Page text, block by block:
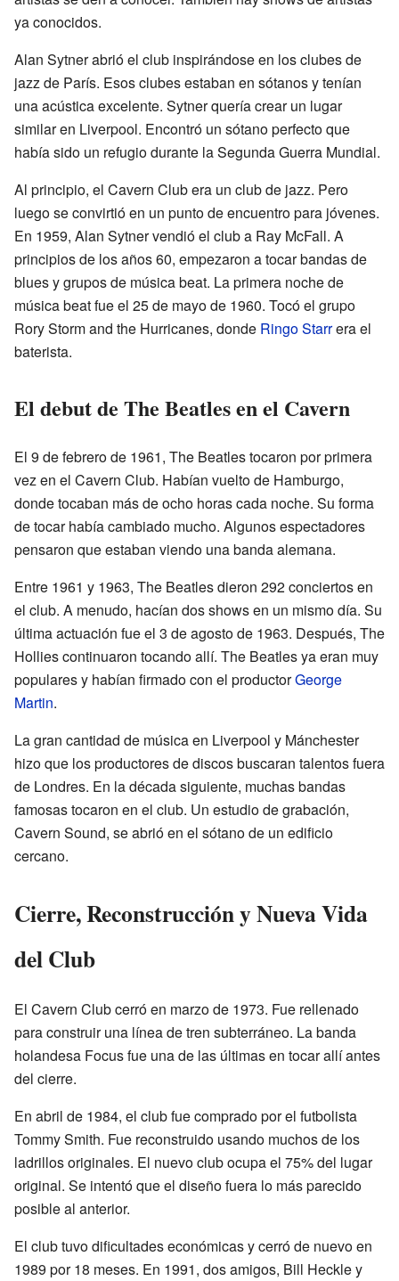
ya conocidos.
Alan Sytner abrió el club inspirándose en los clubes de
jazz de París. Esos clubes estaban en sótanos y tenían
una acústica excelente. Sytner quería crear un lugar
similar en Liverpool. Encontró un sótano perfecto que
había sido un refugio durante la Segunda Guerra Mundial.
Al principio, el Cavern Club era un club de jazz. Pero
luego se convirtió en un punto de encuentro para jóvenes.
En 1959, Alan Sytner vendió el club a Ray McFall. A
principios de los años 60, empezaron a tocar bandas de
blues y grupos de música beat. La primera noche de
música beat fue el 25 de mayo de 1960. Tocó el grupo
Rory Storm and the Hurricanes, donde Ringo Starrera el
baterista.
El debut de The Beatles en el Cavern
El 9 de febrero de 1961, The Beatles tocaron por primera
vez en el Cavern Club. Habían vuelto de Hamburgo,
donde tocaban más de ocho horas cada noche. Su forma
de tocar había cambiado mucho. Algunos espectadores
pensaron que estaban viendo una banda alemana.
Entre 1961 y 1963, The Beatles dieron 292 conciertos en
el club. A menudo, hacían dos shows en un mismo día. Su
última actuación fue el 3 de agosto de 1963. Después, The
Hollies continuaron tocando allí. The Beatles ya eran muy
populares y habían firmado con el productorGeorge
Martin.
La gran cantidad de música en Liverpool y Mánchester
hizo que los productores de discos buscaran talentos fuera
de Londres. En la década siguiente, muchas bandas
famosas tocaron en el club. Un estudio de grabación,
Cavern Sound, se abrió en el sótano de un edificio
cercano.
Cierre, Reconstrucción y Nueva Vida
del Club
El Cavern Club cerró en marzo de 1973. Fue rellenado
para construir una línea de tren subterráneo. La banda
holandesa Focus fue una de las últimas en tocar allí antes
del cierre.
En abril de 1984, el club fue comprado por el futbolista
Tommy Smith. Fue reconstruido usando muchos de los
ladrillos originales. El nuevo club ocupa el 75% del lugar
original. Se intentó que el diseño fuera lo más parecido
posible al anterior.
El club tuvo dificultades económicas y cerró de nuevo en
1989 por 18 meses. En 1991, dos amigos, Bill Heckle y